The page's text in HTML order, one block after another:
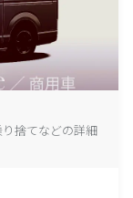
捨てなどの詳細